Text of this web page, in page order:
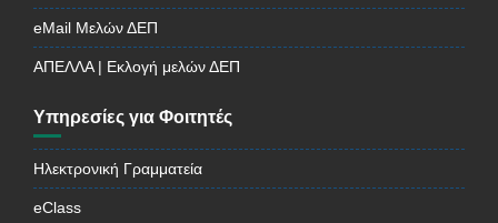
eMail Μελών ΔΕΠ
ΑΠΕΛΛΑ | Εκλογή μελών ΔΕΠ
Υπηρεσίες για Φοιτητές
Ηλεκτρονική Γραμματεία
eClass